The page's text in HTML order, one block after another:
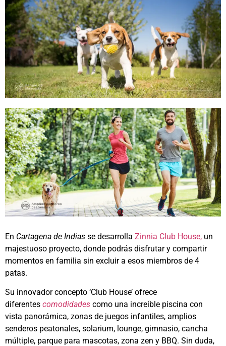
En Cartagena de Indias se desarrolla Zinnia Club House, un
majestuoso proyecto, donde podrás disfrutar y compartir
momentos en familia sin excluir a esos miembros de 4
patas.
Su innovador concepto ‘Club House’ ofrece
diferentes comodidades como una increíble piscina con
vista panorámica, zonas de juegos infantiles, amplios
senderos peatonales, solarium, lounge, gimnasio, cancha
múltiple, parque para mascotas, zona zen y BBQ. Sin duda,